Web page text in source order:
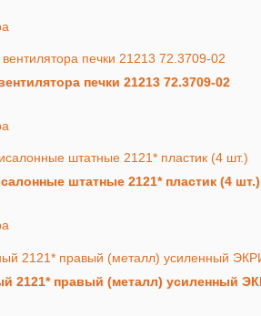
печки 21213 72.3709-02
штатные 2121* пластик (4 шт.)
2121* правый (металл) усиленный